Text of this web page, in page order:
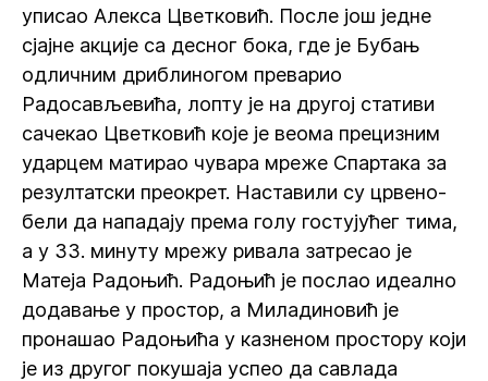
уписао Алекса Цветковић. После још једне
сјајне акције са десног бока, где је Бубањ
одличним дриблиногом преварио
Радосављевића, лопту је на другој стативи
сачекао Цветковић које је веома прецизним
ударцем матирао чувара мреже Спартака за
резултатски преокрет. Наставили су црвено-
бели да нападају према голу гостујућег тима,
а у 33. минуту мрежу ривала затресао је
Матеја Радоњић. Радоњић је послао идеално
додавање у простор, а Миладиновић је
пронашао Радоњића у казненом простору који
је из другог покушаја успео да савлада